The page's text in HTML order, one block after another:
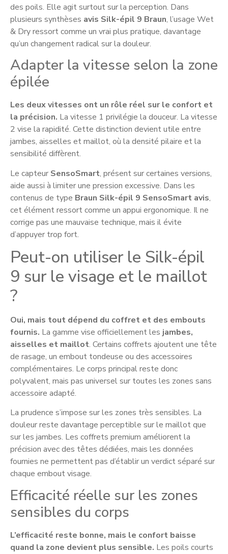
des poils. Elle agit surtout sur la perception. Dans
plusieurs synthèses avis Silk-épil 9 Braun, l’usage Wet
& Dry ressort comme un vrai plus pratique, davantage
qu’un changement radical sur la douleur.
Adapter la vitesse selon la zone
épilée
Les deux vitesses ont un rôle réel sur le confort et
la précision. La vitesse 1 privilégie la douceur. La vitesse
2 vise la rapidité. Cette distinction devient utile entre
jambes, aisselles et maillot, où la densité pilaire et la
sensibilité diffèrent.
Le capteur SensoSmart, présent sur certaines versions,
aide aussi à limiter une pression excessive. Dans les
contenus de type Braun Silk-épil 9 SensoSmart avis,
cet élément ressort comme un appui ergonomique. Il ne
corrige pas une mauvaise technique, mais il évite
d’appuyer trop fort.
Peut-on utiliser le Silk-épil
9 sur le visage et le maillot
?
Oui, mais tout dépend du coffret et des embouts
fournis. La gamme vise officiellement les jambes,
aisselles et maillot. Certains coffrets ajoutent une tête
de rasage, un embout tondeuse ou des accessoires
complémentaires. Le corps principal reste donc
polyvalent, mais pas universel sur toutes les zones sans
accessoire adapté.
La prudence s’impose sur les zones très sensibles. La
douleur reste davantage perceptible sur le maillot que
sur les jambes. Les coffrets premium améliorent la
précision avec des têtes dédiées, mais les données
fournies ne permettent pas d’établir un verdict séparé sur
chaque embout visage.
Efficacité réelle sur les zones
sensibles du corps
L’efficacité reste bonne, mais le confort baisse
quand la zone devient plus sensible. Les poils courts